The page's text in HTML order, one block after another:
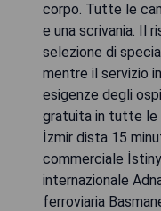
corpo. Tutte le
e una scrivania. Il
selezione di
mentre il servizio
esigenze degli
gratuita in tutte le
İzmir dista 15
commerciale
internazionale
ferroviaria